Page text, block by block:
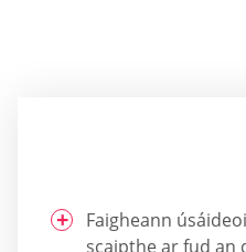
Faigheann
scaipthe ar fud an